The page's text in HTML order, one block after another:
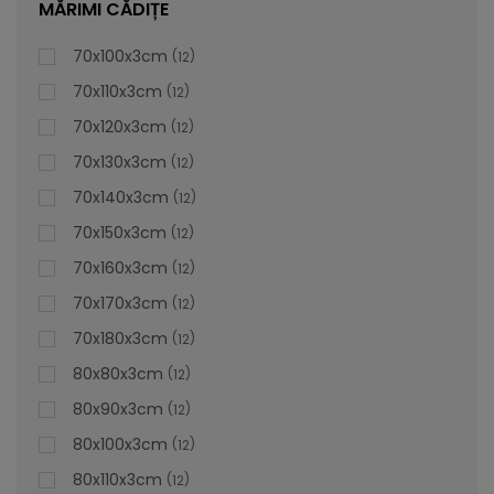
Cădiță De Duș Dalia, Crem, Cu Sifon Inclus
MĂRIMI CĂDIȚE
70x100x3cm 12
70x110x3cm 12
70x120x3cm 12
70x130x3cm 12
70x140x3cm 12
70x150x3cm 12
70x160x3cm 12
70x170x3cm 12
70x180x3cm 12
80x80x3cm 12
80x90x3cm 12
80x100x3cm 12
80x110x3cm 12